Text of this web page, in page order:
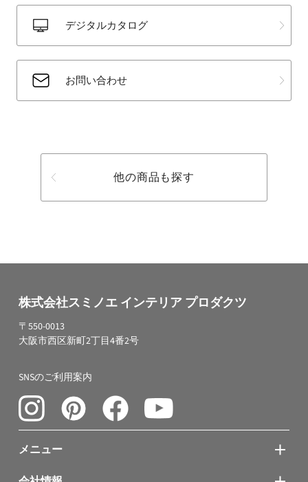
デジタルカタログ
お問い合わせ
他の商品も探す
株式会社スミノエ インテリア プロダクツ
〒550-0013
大阪市西区新町2丁目4番2号
SNSのご利用案内
メニュー